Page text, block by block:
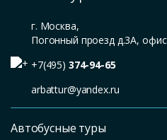
г. Москва,
Погонный проезд д.3А, офис
+7(495) 374-94-65
arbattur@yandex.ru
Автобусные туры